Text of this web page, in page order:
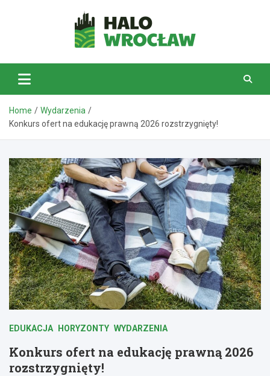
HaloWrocław.pl
Home
Wydarzenia
Konkurs ofert na edukację prawną 2026 rozstrzygnięty!
EDUKACJA HORYZONTY WYDARZENIA
Konkurs ofert na edukację prawną 2026
rozstrzygnięty!